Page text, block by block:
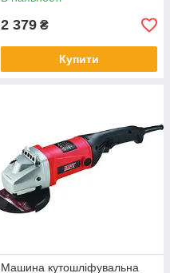
2 379 ₴
Купити
Машина кутошліфувальна